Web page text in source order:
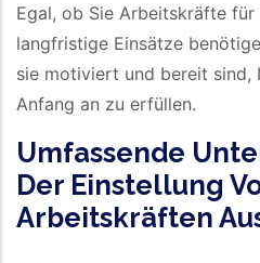
Egal, ob Sie Arbeitskräfte
langfristige Einsätze
sie motiviert und bereit sind,
Anfang an zu erfüllen.
Umfassende
Der Einstellung
Arbeitskräften